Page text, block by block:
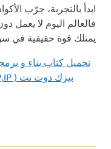
ابدأ بالتجربة، جرّب
فالعالم اليوم لا يعمل
يمتلك قوة حقيقية في
تحميل كتاب بناء و
بيزك دوت نت ( TCP,UDP,IP) بروتوكولات الشبكات